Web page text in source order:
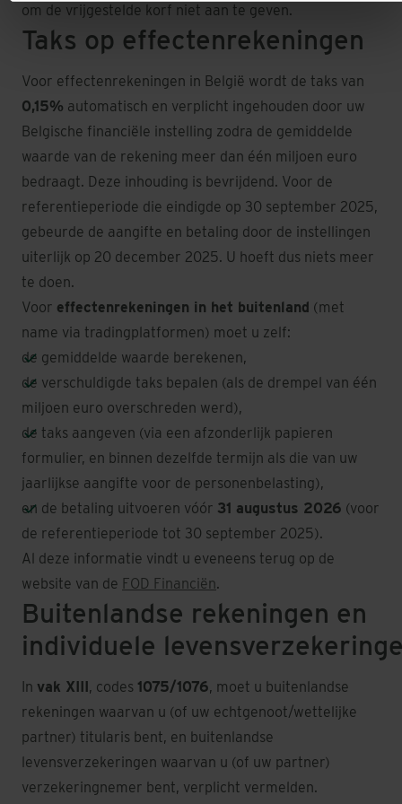
om de vrijgestelde korf niet aan te geven.
Taks op effectenrekeningen
Voor effectenrekeningen in België wordt de taks van
0,15% automatisch en verplicht ingehouden door uw
Belgische financiële instelling zodra de gemiddelde
waarde van de rekening meer dan één miljoen euro
bedraagt. Deze inhouding is bevrijdend. Voor de
referentieperiode die eindigde op 30 september 2025,
gebeurde de aangifte en betaling door de instellingen
uiterlijk op 20 december 2025. U hoeft dus niets meer
te doen.
Voor effectenrekeningen in het buitenland (met
name via tradingplatformen) moet u zelf:
de gemiddelde waarde berekenen,
de verschuldigde taks bepalen (als de drempel van één
miljoen euro overschreden werd),
de taks aangeven (via een afzonderlijk papieren
formulier, en binnen dezelfde termijn als die van uw
jaarlijkse aangifte voor de personenbelasting),
en de betaling uitvoeren vóór 31 augustus 2026 (voor
de referentieperiode tot 30 september 2025).
Al deze informatie vindt u eveneens terug op de
website van de FOD Financiën.
Buitenlandse rekeningen en
individuele
In vak XIII , codes 1075/1076, moet u buitenlandse
rekeningen waarvan u (of uw echtgenoot/wettelijke
partner) titularis bent, en buitenlandse
levensverzekeringen waarvan u (of uw partner)
verzekeringnemer bent, verplicht vermelden.